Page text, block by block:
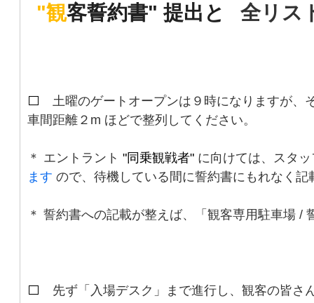
"観客誓約書" .提出と 全リス
⬜️ 土曜のゲートオープンは９時になりますが、
車間距離２m ほどで整列してください。
＊ エントラント "同乗観戦者" に向けては、スタ
ます ので、待機している間に誓約書にもれなく記
＊ 誓約書への記載が整えば、「観客専用駐車場 /
⬜️ 先ず「入場デスク」まで進行し、観客の皆さ